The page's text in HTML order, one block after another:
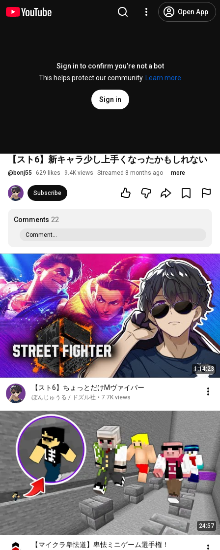
Open App
Sign in to confirm you’re not a bot
This helps protect our community.
Learn more
Sign in
【スト6】新キャラ少し上手くなったかもしれない
@ bonj55 629 likes 9.4K views Streamed 8 months ago more
Subscribe
Comments 22
Comment...
1:14:23
【スト6】ちょっとだけMヴァイパー
ぼんじゅうる / ドズル社 • 7.7K views
24:57
【マイクラ卑怯道】卑怯ミニゲーム選手権！